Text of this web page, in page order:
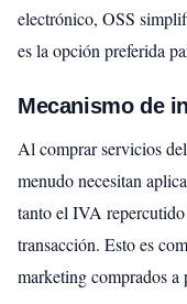
electrónico, OSS
es la opción preferida
Mecanismo de
Al comprar servicios
menudo necesitan
tanto el IVA
transacción. Esto es
marketing comprados a